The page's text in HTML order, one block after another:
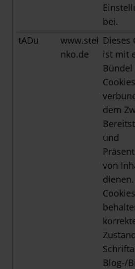
bei.
tADu
www.stei
nko.de
Dieses
ist mit
Bündel
Cookies
dem
und
von
Cookies
Blog-/